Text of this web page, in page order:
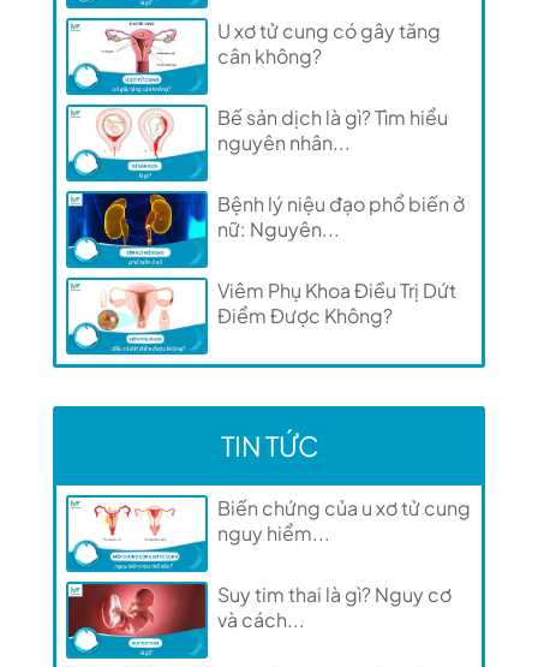
U xơ tử cung có gây tăng
cân không?
Bế sản dịch là gì? Tìm hiểu
nguyên nhân...
Bệnh lý niệu đạo phổ biến ở
nữ: Nguyên...
Viêm Phụ Khoa Điều Trị Dứt
Điểm Được Không?
TIN TỨC
Biến chứng của u xơ tử cung
nguy hiểm...
Suy tim thai là gì? Nguy cơ
và cách...